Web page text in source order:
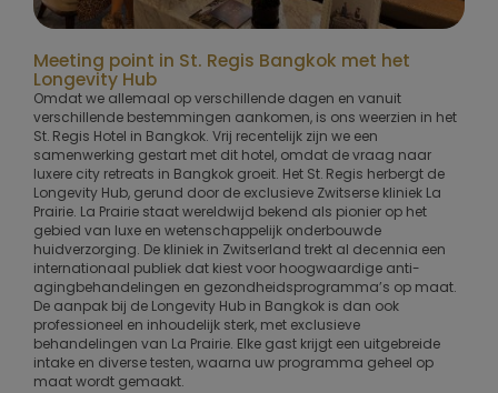
Meeting point in St. Regis Bangkok met het
Longevity Hub
Omdat we allemaal op verschillende dagen en vanuit
verschillende bestemmingen aankomen, is ons weerzien in het
St. Regis Hotel in Bangkok. Vrij recentelijk zijn we een
samenwerking gestart met dit hotel, omdat de vraag naar
luxere city retreats in Bangkok groeit. Het St. Regis herbergt de
Longevity Hub, gerund door de exclusieve Zwitserse kliniek La
Prairie. La Prairie staat wereldwijd bekend als pionier op het
gebied van luxe en wetenschappelijk onderbouwde
huidverzorging. De kliniek in Zwitserland trekt al decennia een
internationaal publiek dat kiest voor hoogwaardige anti-
agingbehandelingen en gezondheidsprogramma’s op maat.
De aanpak bij de Longevity Hub in Bangkok is dan ook
professioneel en inhoudelijk sterk, met exclusieve
behandelingen van La Prairie. Elke gast krijgt een uitgebreide
intake en diverse testen, waarna uw programma geheel op
maat wordt gemaakt.